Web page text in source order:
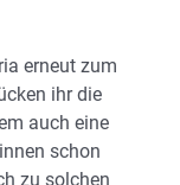
erneut zum
ihr die
auch eine
schon
zu solchen